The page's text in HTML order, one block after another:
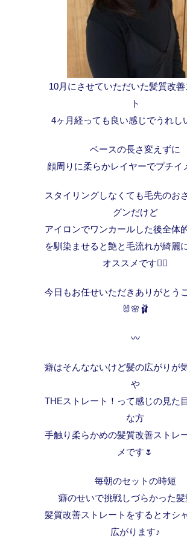
10月にさせていただいた髪質改
ト
4ヶ月経っても良い感じでうれ
ベースの長さ変えずに
顔周りに柔らかレイヤーでプチイ
スタイリングしなくても毛先のお
グンだけど
アイロンでワンカールした後全体
を馴染ませると艶と毛流れが綺麗
オススメです❤️‍🔥
今日もお任せいただきありがとう
🐰🌸🩰
〰︎
癖はそんなないけど髪の広がりが
や
THEストレート！って感じの見た
な方
手触り柔らかめの髪質改善ストレ
メです🌷
毎朝のセットの時短
癖のせいで挑戦しづらかった
髪質改善ストレートをするとオシ
広がります♪